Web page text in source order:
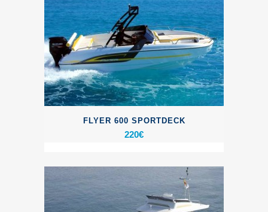
FLYER 600 SPORTDECK
220€